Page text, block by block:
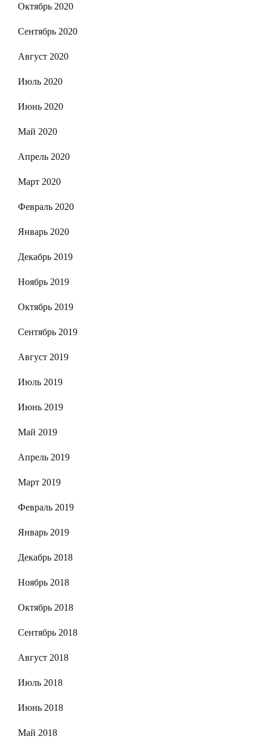
Октябрь 2020
Сентябрь 2020
Август 2020
Июль 2020
Июнь 2020
Май 2020
Апрель 2020
Март 2020
Февраль 2020
Январь 2020
Декабрь 2019
Ноябрь 2019
Октябрь 2019
Сентябрь 2019
Август 2019
Июль 2019
Июнь 2019
Май 2019
Апрель 2019
Март 2019
Февраль 2019
Январь 2019
Декабрь 2018
Ноябрь 2018
Октябрь 2018
Сентябрь 2018
Август 2018
Июль 2018
Июнь 2018
Май 2018